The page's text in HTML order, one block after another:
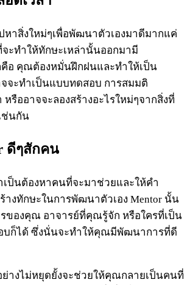
าสิ่งใหม่ๆเพื่อพัฒนาตัวเองมาดีมากแค่
ะทำให้ทักษะเหล่านั้นออกมามี
อ คุณต้องหมั่นฝึกฝนและทำให้เป็น
จะทำเป็นแบบทดสอบ การสมมติ
รืออาจจะลองสร้างอะไรใหม่ๆจากสิ่งที่
ช่นกัน
ดีๆสักคน
ป็นต้องหาคนที่จะมาช่วยและให้คำ
างทักษะในการพัฒนาตัวเอง Mentor นั้น
ของคุณ อาจารย์ที่คุณรู้จัก หรือใครที่เป็น
ก็ได้ ซึ่งนั่นจะทำให้คุณมีพัฒนาการที่ดี
างไม่หยุดยั้งจะช่วยให้คุณกลายเป็นคนที่